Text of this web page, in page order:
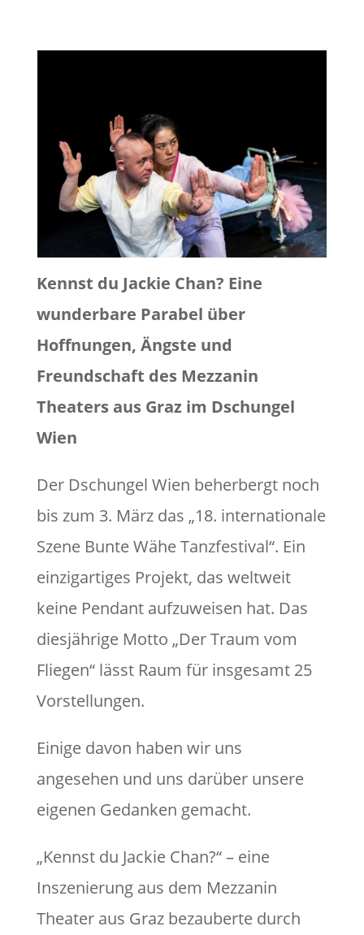
Kennst du Jackie Chan? Eine
wunderbare Parabel über
Hoffnungen, Ängste und
Freundschaft des Mezzanin
Theaters aus Graz im Dschungel
Wien
Der Dschungel Wien beherbergt noch
bis zum 3. März das „18. internationale
Szene Bunte Wähe Tanzfestival“. Ein
einzigartiges Projekt, das weltweit
keine Pendant aufzuweisen hat. Das
diesjährige Motto „Der Traum vom
Fliegen“ lässt Raum für insgesamt 25
Vorstellungen.
Einige davon haben wir uns
angesehen und uns darüber unsere
eigenen Gedanken gemacht.
„Kennst du Jackie Chan?“ – eine
Inszenierung aus dem Mezzanin
Theater aus Graz bezauberte durch